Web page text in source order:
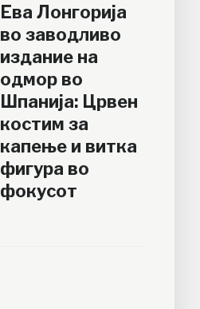
Ева Лонгорија
во заводливо
издание на
одмор во
Шпанија: Црвен
костим за
капење и витка
фигура во
фокусот